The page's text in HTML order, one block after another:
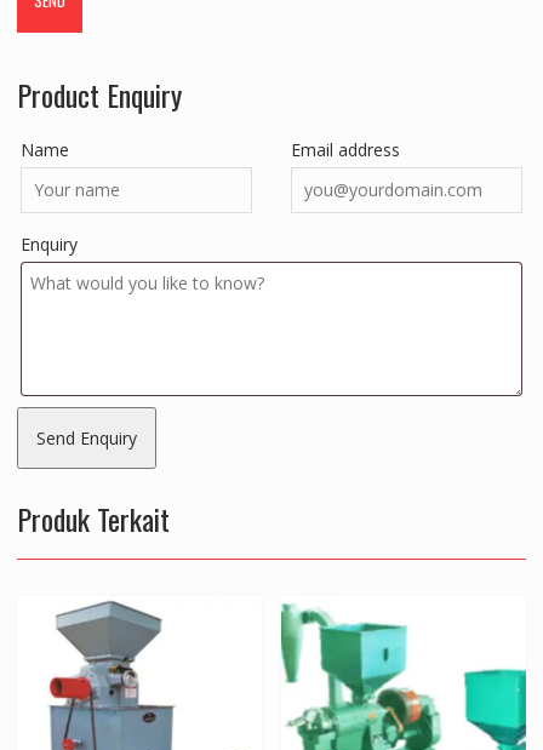
Product Enquiry
Name Email address
Enquiry
Produk Terkait